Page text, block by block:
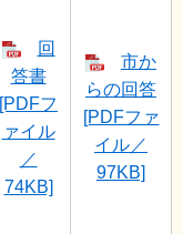
回
答書
[PDFフ
ァイル
／
74KB]
市か
らの回答
[PDFファ
イル／
97KB]